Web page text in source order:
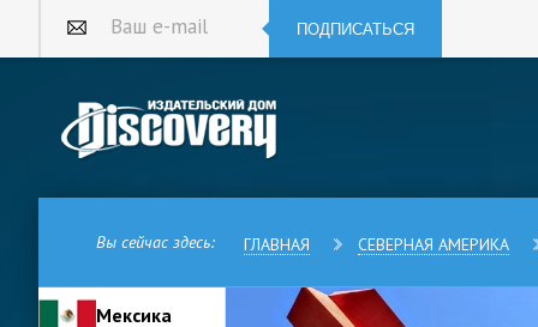
Ваш e-mail ПОДПИСАТЬСЯ
Вы сейчас здесь: ГЛАВНАЯ СЕВЕРНАЯ АМЕРИКА
Мексика